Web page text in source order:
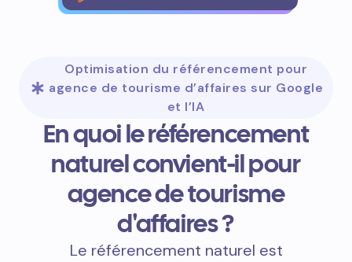
Optimisation du référencement pour
agence de tourisme d’affaires sur Google
et l’IA
En quoi le référencement
naturel convient-il pour
agence de tourisme
d'affaires ?
Le référencement naturel est